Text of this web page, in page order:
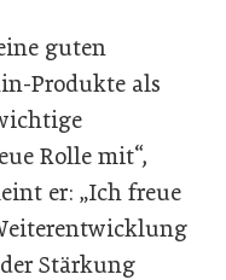
guten
Produkte als
Rolle mit“,
er: „Ich freue
Stärkung